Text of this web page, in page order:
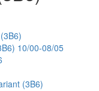
10/00-08/05
(3B6)